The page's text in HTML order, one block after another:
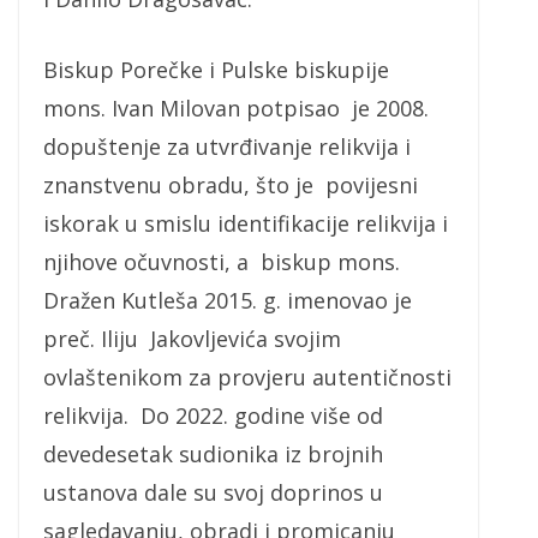
Biskup Porečke i Pulske biskupije
mons. Ivan Milovan potpisao je 2008.
dopuštenje za utvrđivanje relikvija i
znanstvenu obradu, što je povijesni
iskorak u smislu identifikacije relikvija i
njihove očuvnosti, a biskup mons.
Dražen Kutleša 2015. g. imenovao je
preč. Iliju Jakovljevića svojim
ovlaštenikom za provjeru autentičnosti
relikvija. Do 2022. godine više od
devedesetak sudionika iz brojnih
ustanova dale su svoj doprinos u
sagledavanju, obradi i promicanju